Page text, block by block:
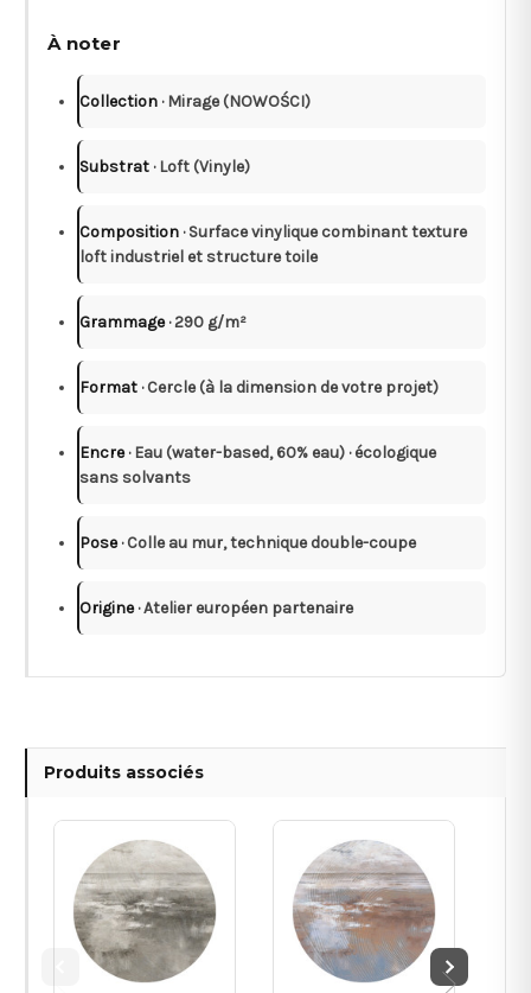
À noter
Collection · Mirage (NOWOŚCI)
Substrat · Loft (Vinyle)
Composition · Surface vinylique combinant texture
loft industriel et structure toile
Grammage· 290 g/m²
Format · Cercle (à la dimension de votre projet)
Encre· Eau (water-based, 60% eau) · écologique
sans solvants
Pose· Colle au mur, technique double-coupe
Origine· Atelier européen partenaire
Produits associés